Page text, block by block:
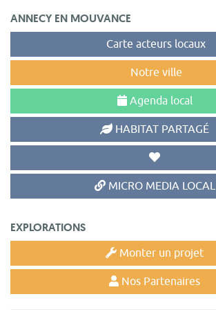
ANNECY EN MOUVANCE
Carte acteurs locaux
Notre ville
Agenda local
HABITAT PARTAGÉ
MICRO MEDIA LOCAL
EXPLORATIONS
Monter un projet
Nos Partenaires